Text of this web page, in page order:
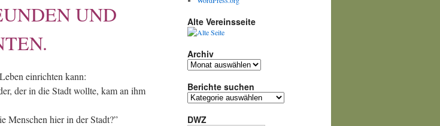
UND
einrichten kann:
der in die Stadt wollte, kam an ihm
Menschen hier in der Stadt?”
Alte Vereinsseite
Archiv
Archiv
Berichte suchen
Berichte
DWZ